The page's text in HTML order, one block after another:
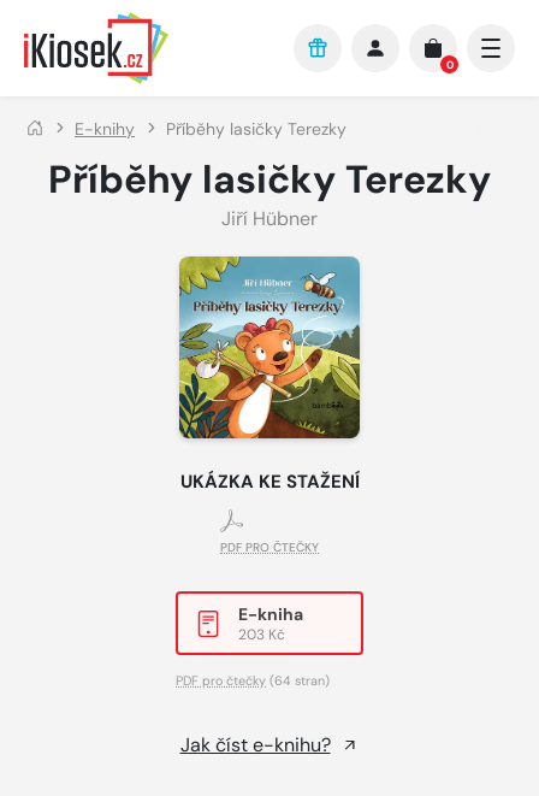
Přejít na hlavní obsah
0
E-knihy Příběhy lasičky Terezky
Příběhy lasičky Terezky
Jiří Hübner
UKÁZKA KE STAŽENÍ
PDF PRO ČTEČKY
E-kniha
203 Kč
PDF pro čtečky (64 stran)
Jak číst e-knihu?